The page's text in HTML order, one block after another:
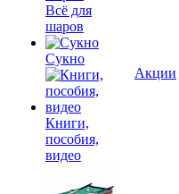
Всё для
шаров
Сукно
Книги,
пособия,
видео
Акции